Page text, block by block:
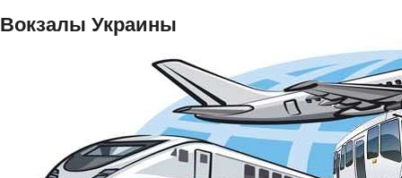
Вокзалы Украины